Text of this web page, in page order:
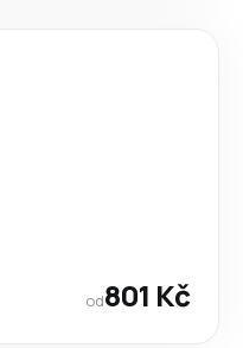
od801 Kč